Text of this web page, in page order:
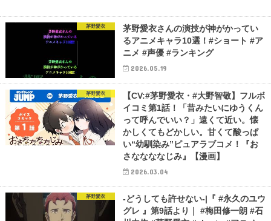
茅野愛衣
茅野愛衣さんの演技が神がかってい
るアニメキャラ10選！#ショート #ア
ニメ #声優 #ランキング
2026.05.19
茅野愛衣
【CV:#茅野愛衣・#大野智敬】フルボ
イコミ第1話！「昔みたいにゆうくん
って呼んでいい？」遠くて近い。懐
かしくてもどかしい。甘くて酸っぱ
い“幼馴染み”ピュアラブコメ！『お
さななななじみ』【漫画】
2026.03.04
茅野愛衣
-どうしても許せない-|『 #永久のユウ
グレ 』第9話より｜ #梅田修一朗 #石